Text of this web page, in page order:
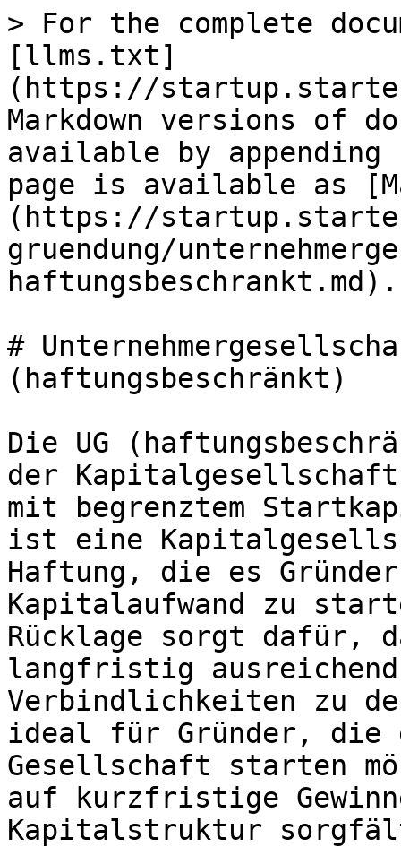
> For the complete
[llms.txt]
(https://
Markdown versions of
available by
page is available as
(https://
gruendung/
haftungsbeschrankt.md).
#
(haftungsbeschränkt)
Die UG
der
mit begrenztem
ist eine
Haftung, die es
Kapitalaufwand zu
Rücklage sorgt dafür,
langfristig
Verbindlichkeiten zu
ideal für Gründer, die
Gesellschaft starten
auf kurzfristige
Kapitalstruktur